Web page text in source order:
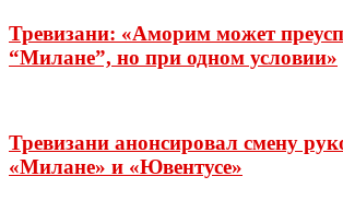
Тревизани: «Аморим может
“Милане”, но при одном условии»
Тревизани анонсировал смену
«Милане» и «Ювентусе»